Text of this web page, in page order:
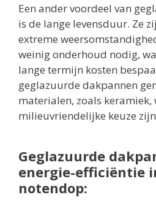
Een ander voordeel van
is de lange levensduur. Ze
extreme
weinig onderhoud nodig,
lange termijn kosten
geglazuurde dakpannen
materialen, zoals keramiek,
milieuvriendelijke keuze
Geglazuurde
energie-efficiëntie
notendop: